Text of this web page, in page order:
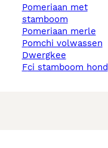
pomeriaan met
stamboom
pomeriaan merle
pomchi volwassen
dwergkee
fci stamboom hond